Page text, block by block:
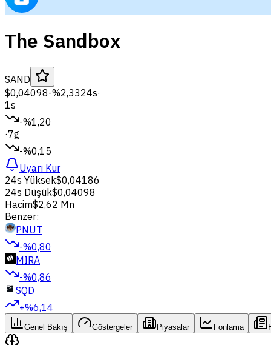
The Sandbox
SAND
$0,04098-%2,3324s·
1s
-%1,20
·7g
-%0,15
Uyarı Kur
24s Yüksek$0,04186
24s Düşük$0,04098
Hacim$2,62 Mn
Benzer:
PNUT
-%0,80
MIRA
-%0,86
SQD
+%6,14
Genel Bakış Göstergeler Piyasalar Fonlama